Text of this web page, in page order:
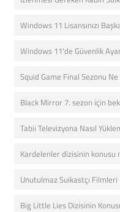
Windows 11 Lisansınızı
Windows 11'de Güvenlik
Squid Game Final Sezonu
Black Mirror 7. sezon için
Tabii Televizyona Nasıl
Kardelenler dizisinin konusu
Unutulmaz Suikastçı Filmleri
Big Little Lies Dizisinin